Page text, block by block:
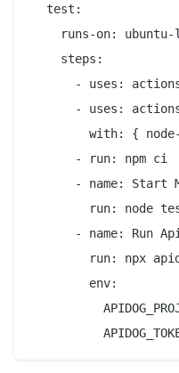
  test:
runs-on: ubuntu-
    steps:
- uses:
- uses:
with: {
      - run: npm ci
- name: Start
run: node
- name: Run
run: npx
        env: